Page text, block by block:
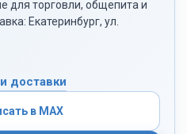
для торговли, общепита и
Екатеринбург, ул.
доставки
в MAX